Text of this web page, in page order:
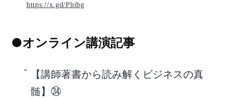
https://x.gd/Pbibg
●オンライン講演記事
【講師著書から読み解くビジネスの真
髄】㉞